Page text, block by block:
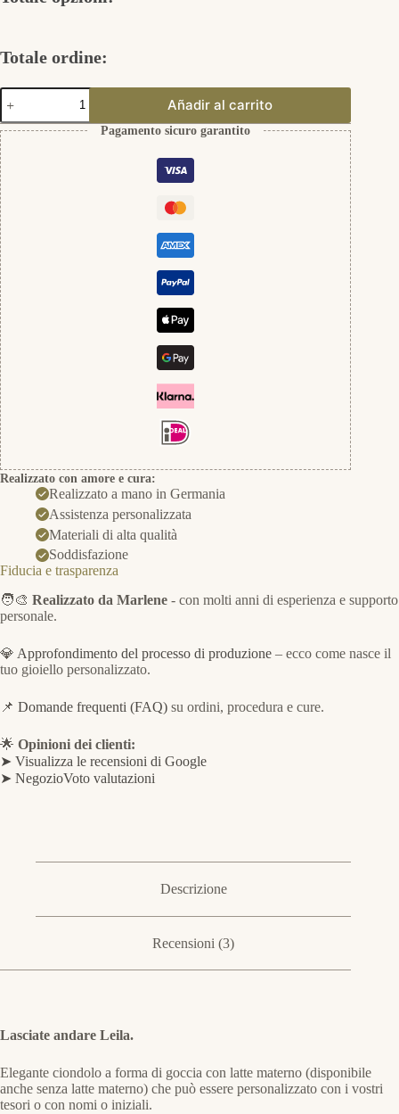
Totale ordine:
Tropfen
Leila
925er
Silber
quantità
Añadir al carrito
Pagamento sicuro garantito
Realizzato con amore e cura:
Realizzato a mano in Germania
Assistenza personalizzata
Materiali di alta qualità
Soddisfazione
Fiducia e trasparenza
🧑‍🎨 Realizzato da Marlene - con molti anni di esperienza e supporto
personale.
💎 Approfondimento del processo di produzione – ecco come nasce il
tuo gioiello personalizzato.
📌 Domande frequenti (FAQ) su ordini, procedura e cure.
🌟 Opinioni dei clienti:
➤ Visualizza le recensioni di Google
➤ NegozioVoto valutazioni
Descrizione
Recensioni (3)
Lasciate andare Leila.
Elegante ciondolo a forma di goccia con latte materno (disponibile
anche senza latte materno) che può essere personalizzato con i vostri
tesori o con nomi o iniziali.